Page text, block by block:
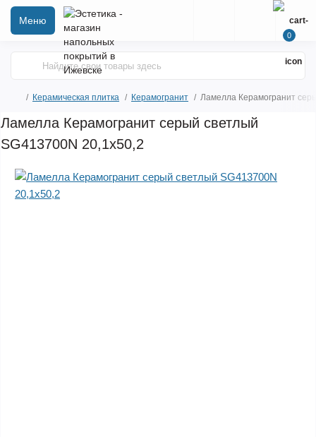
Меню
0
Керамическая плитка Керамогранит Ламелла Керамогранит
Ламелла Керамогранит серый светлый
SG413700N 20,1х50,2